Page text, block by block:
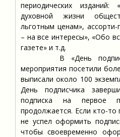
периодических изданий:
духовной жизни
льготным ценам»,
– на все интересы», «Обо
газете» и т.д.
В «День
мероприятия посетили
выписали около 100
День подписчика
подписка на первое
продолжается. Если кто-
не успел оформить
чтобы своевременно